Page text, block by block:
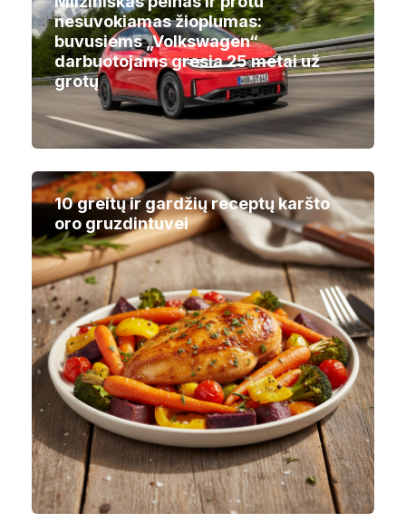
nesuvokiamas žioplumas:
buvusiems „Volkswagen“
darbuotojams gresia 25 metai už
grotų
10 greitų ir gardžių receptų karšto
oro gruzdintuvei